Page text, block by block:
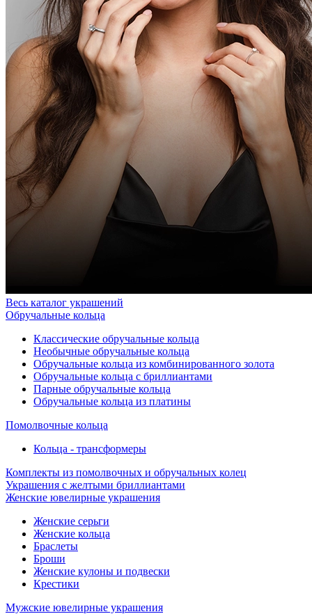
Весь каталог украшений
Обручальные кольца
Классические обручальные кольца
Необычные обручальные кольца
Обручальные кольца из комбинированного золота
Обручальные кольца с бриллиантами
Парные обручальные кольца
Обручальные кольца из платины
Помолвочные кольца
Кольца - трансформеры
Комплекты из помолвочных и обручальных колец
Украшения с желтыми бриллиантами
Женские ювелирные украшения
Женские серьги
Женские кольца
Браслеты
Броши
Женские кулоны и подвески
Крестики
Мужские ювелирные украшения